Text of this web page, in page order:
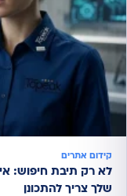
קידום אתרים
שלך צריך להתכונן